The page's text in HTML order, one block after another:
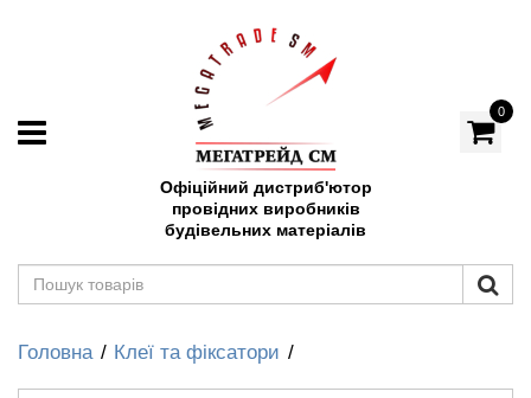
Офіційний дистриб'ютор
провідних виробників
будівельних матеріалів
0
Головна Клеї та фіксатори